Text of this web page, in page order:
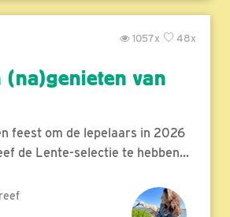
48x
1057x
(na)genieten van
feest om de lepelaars in 2026
de Lente-selectie te hebben...